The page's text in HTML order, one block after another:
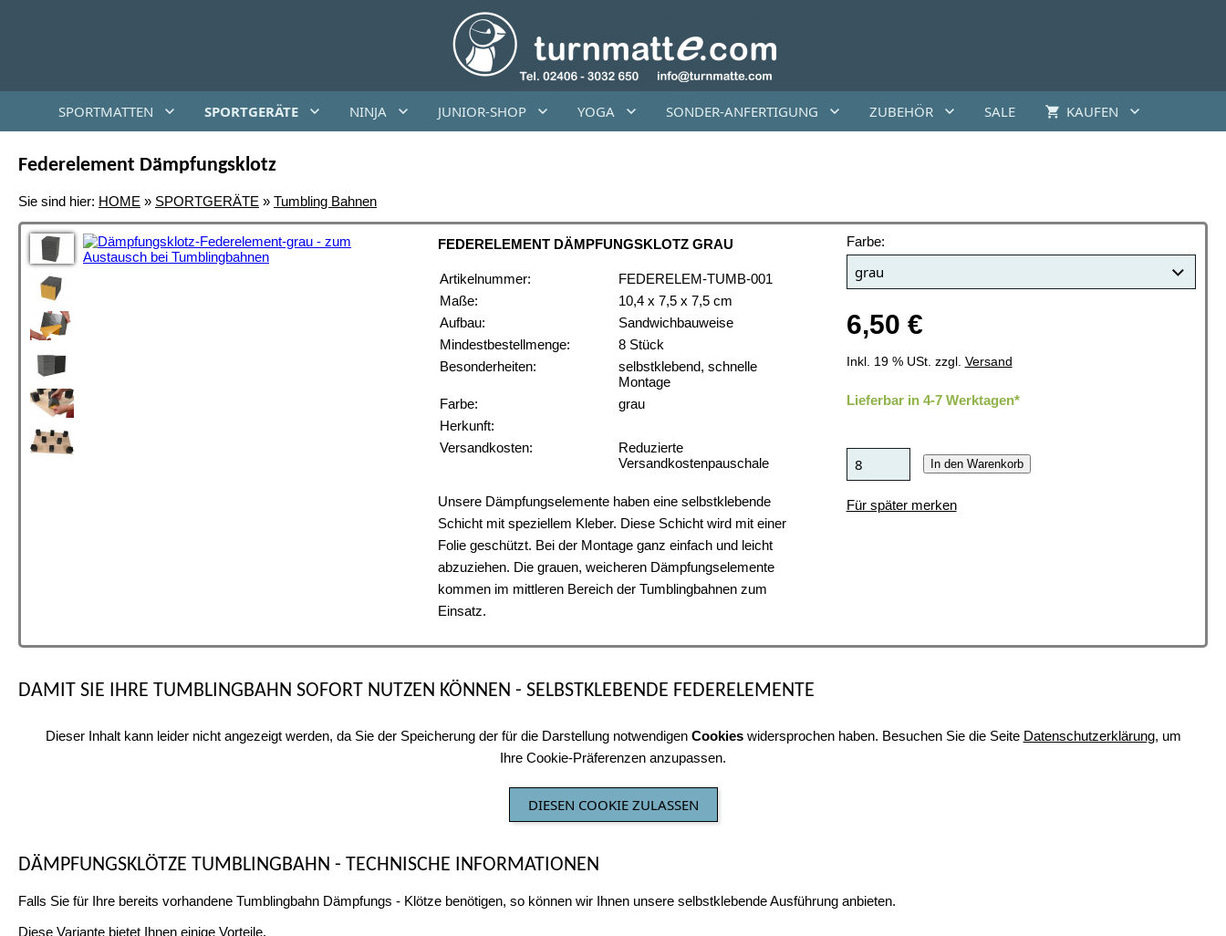
SPORTMATTEN SPORTGERÄTE NINJA JUNIOR-SHOP YOGA SONDER-ANFERTIGUNG ZUBEHÖR SALE KAUFEN
Federelement Dämpfungsklotz
Sie sind hier: HOME » SPORTGERÄTE » Tumbling Bahnen
FEDERELEMENT DÄMPFUNGSKLOTZ GRAU
Artikelnummer:
FEDERELEM-TUMB-001
Maße:
10,4 x 7,5 x 7,5 cm
Aufbau:
Sandwichbauweise
Mindestbestellmenge:
8 Stück
Besonderheiten:
selbstklebend, schnelle
Montage
Farbe:
grau
Herkunft:
Versandkosten:
Reduzierte
Versandkostenpauschale
Unsere Dämpfungselemente haben eine selbstklebende
Schicht mit speziellem Kleber. Diese Schicht wird mit einer
Folie geschützt. Bei der Montage ganz einfach und leicht
abzuziehen. Die grauen, weicheren Dämpfungselemente
kommen im mittleren Bereich der Tumblingbahnen zum
Einsatz.
Farbe:
6,50 €
Inkl. 19 % USt. zzgl. Versand
Lieferbar in 4-7 Werktagen*
In den Warenkorb
Für später merken
DAMIT SIE IHRE TUMBLINGBAHN SOFORT NUTZEN KÖNNEN - SELBSTKLEBENDE FEDERELEMENTE
Dieser Inhalt kann leider nicht angezeigt werden, da Sie der Speicherung der für die Darstellung notwendigen Cookieswidersprochen haben. Besuchen Sie die Seite Datenschutzerklärung, um
Ihre Cookie-Präferenzen anzupassen.
DIESEN COOKIE ZULASSEN
DÄMPFUNGSKLÖTZE TUMBLINGBAHN - TECHNISCHE INFORMATIONEN
Falls Sie für Ihre bereits vorhandene Tumblingbahn Dämpfungs - Klötze benötigen, so können wir Ihnen unsere selbstklebende Ausführung anbieten.
Diese Variante bietet Ihnen einige Vorteile.